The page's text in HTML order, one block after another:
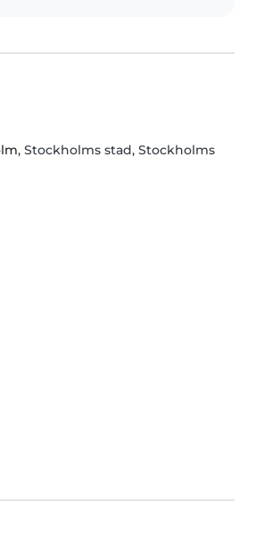
, Stockholms stad, Stockholms